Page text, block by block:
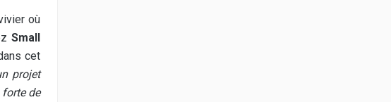
où
Small
cet
projet
de